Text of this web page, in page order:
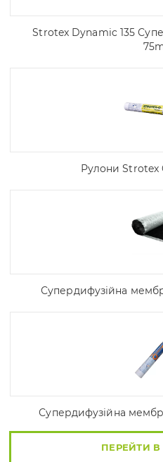
Strotex Dynamic 135
Рулони Strotex
Супердифузійна
Супердифузійна
ПЕРЕЙТИ